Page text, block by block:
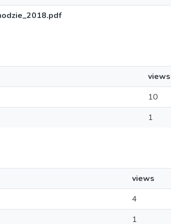
views
10
1
views
4
1